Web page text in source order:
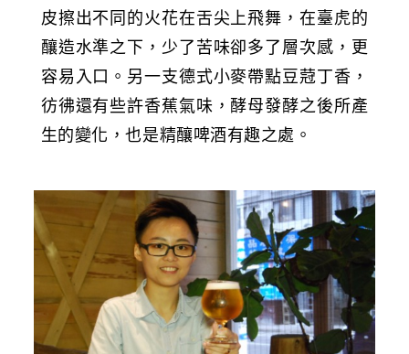
皮擦出不同的火花在舌尖上飛舞，在臺虎的
釀造水準之下，少了苦味卻多了層次感，更
容易入口。另一支德式小麥帶點豆蒄丁香，
彷彿還有些許香蕉氣味，酵母發酵之後所產
生的變化，也是精釀啤酒有趣之處。